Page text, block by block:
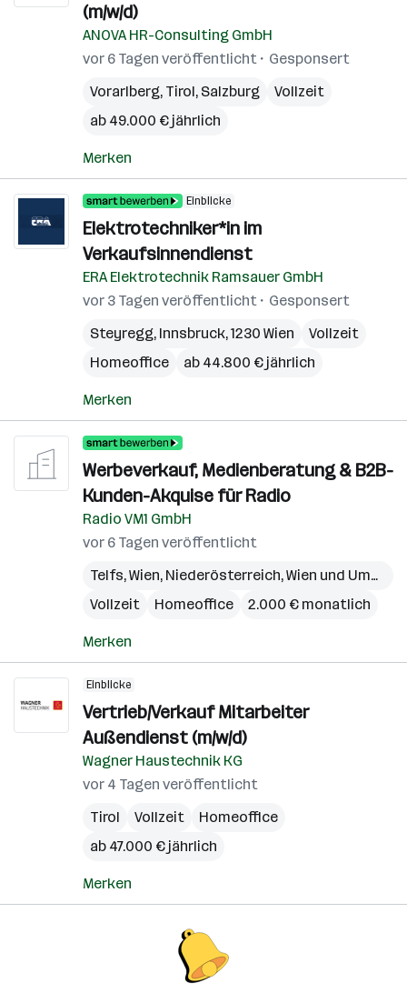
(m/w/d)
ANOVA HR-Consulting GmbH
vor 6 Tagen veröffentlicht
Gesponsert
Vorarlberg, Tirol, Salzburg
Vollzeit
ab 49.000 € jährlich
Merken
Einblicke
Elektrotechniker*in im
Verkaufsinnendienst
ERA Elektrotechnik Ramsauer GmbH
vor 3 Tagen veröffentlicht
Gesponsert
Steyregg, Innsbruck,1230 Wien
Vollzeit
Homeoffice
ab 44.800 € jährlich
Merken
Werbeverkauf, Medienberatung & B2B-
Kunden-Akquise für Radio
Radio VM1 GmbH
vor 6 Tagen veröffentlicht
Telfs,Wien, Niederösterreich,Wien und Umgebung
Vollzeit
Homeoffice 2.000 € monatlich
Merken
Einblicke
Vertrieb/Verkauf Mitarbeiter
Außendienst (m/w/d)
Wagner Haustechnik KG
vor 4 Tagen veröffentlicht
Tirol
Vollzeit
Homeoffice
ab 47.000 € jährlich
Merken